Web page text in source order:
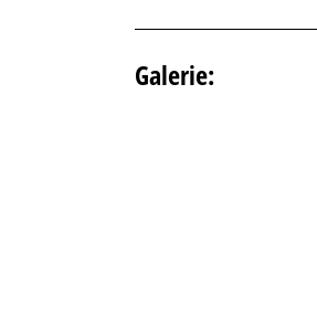
Galerie: